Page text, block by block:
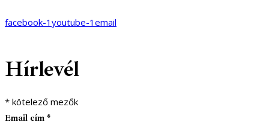
facebook-1 youtube-1 email
Hírlevél
* kötelező mezők
Email cím *